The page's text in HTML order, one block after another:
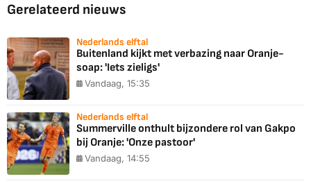
Gerelateerd nieuws
Nederlands elftal
Buitenland kijkt met verbazing naar Oranje-
soap: 'Iets zieligs'
Vandaag, 15:35
Nederlands elftal
Summerville onthult bijzondere rol van Gakpo
bij Oranje: 'Onze pastoor'
Vandaag, 14:55